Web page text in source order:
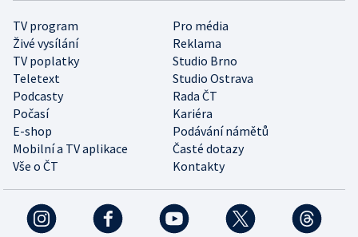
TV program
Pro média
Živé vysílání
Reklama
TV poplatky
Studio Brno
Teletext
Studio Ostrava
Podcasty
Rada ČT
Počasí
Kariéra
E-shop
Podávání námětů
Mobilní a TV aplikace
Časté dotazy
Vše o ČT
Kontakty